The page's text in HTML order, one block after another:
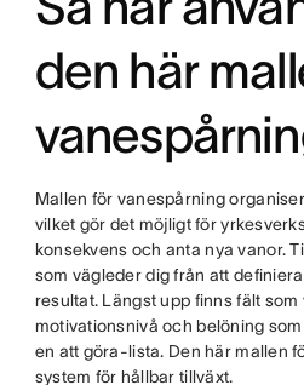
den här
Mallen för vanespårning
vilket gör det möjligt för
konsekvens och anta nya vanor.
som vägleder dig från att
resultat. Längst upp finns fält som
motivationsnivå och belöning
en att göra-lista. Den här mallen
system för hållbar tillväxt.